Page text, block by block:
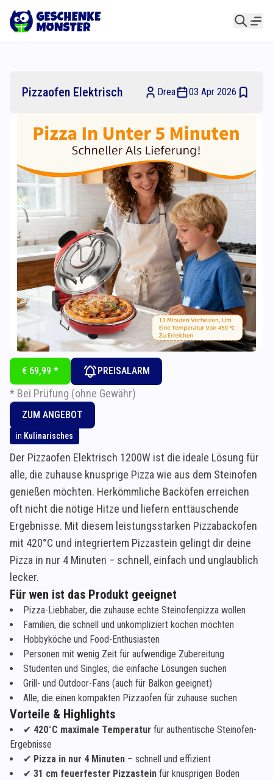
Pizzaofen Elektrisch Drea 03 Apr 2026
€ 69,99 * PREISALARM
* Bei Prüfung (ohne Gewähr)
ZUM ANGEBOT
in Kulinarisches
Der Pizzaofen Elektrisch 1200W ist die ideale Lösung für
alle, die zuhause knusprige Pizza wie aus dem Steinofen
genießen möchten. Herkömmliche Backöfen erreichen
oft nicht die nötige Hitze und liefern enttäuschende
Ergebnisse. Mit diesem leistungsstarken Pizzabackofen
mit 420°C und integriertem Pizzastein gelingt dir deine
Pizza in nur 4 Minuten – schnell, einfach und unglaublich
lecker.
Für wen ist das Produkt geeignet
Pizza-Liebhaber, die zuhause echte Steinofenpizza wollen
Familien, die schnell und unkompliziert kochen möchten
Hobbyköche und Food-Enthusiasten
Personen mit wenig Zeit für aufwendige Zubereitung
Studenten und Singles, die einfache Lösungen suchen
Grill- und Outdoor-Fans (auch für Balkon geeignet)
Alle, die einen kompakten Pizzaofen für zuhause suchen
Vorteile & Highlights
✔ 420°C maximale Temperatur für authentische Steinofen-
Ergebnisse
✔ Pizza in nur 4 Minuten – schnell und effizient
✔ 31 cm feuerfester Pizzastein für knusprigen Boden